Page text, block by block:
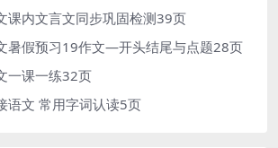
课内文言文同步巩固检测39页
暑假预习19作文—开头结尾与点题28页
一课一练32页
语文 常用字词认读5页